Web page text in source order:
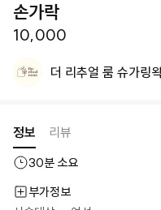
손가락
10,000
더 리추얼 룸 슈가링
정보 리뷰
30분 소요
부가정보